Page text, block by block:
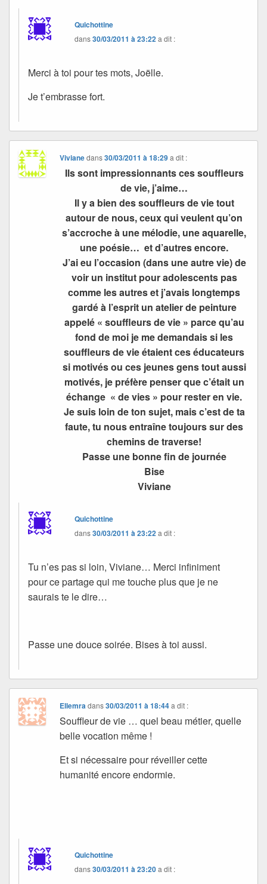
Quichottine
dans30/03/2011 à 23:22a dit :
Merci à toi pour tes mots, Joëlle.
Je t’embrasse fort.
Vivianedans30/03/2011 à 18:29 a dit :
Ils sont impressionnants ces souffleurs
de vie, j’aime…
Il y a bien des souffleurs de vie tout
autour de nous, ceux qui veulent qu’on
s’accroche à une mélodie, une aquarelle,
une poésie… et d’autres encore.
J’ai eu l’occasion (dans une autre vie) de
voir un institut pour adolescents pas
comme les autres et j’avais longtemps
gardé à l’esprit un atelier de peinture
appelé « souffleurs de vie » parce qu’au
fond de moi je me demandais si les
souffleurs de vie étaient ces éducateurs
si motivés ou ces jeunes gens tout aussi
motivés, je préfère penser que c’était un
échange « de vies » pour rester en vie.
Je suis loin de ton sujet, mais c’est de ta
faute, tu nous entraîne toujours sur des
chemins de traverse!
Passe une bonne fin de journée
Bise
Viviane
Quichottine
dans30/03/2011 à 23:22a dit :
Tu n’es pas si loin, Viviane… Merci infiniment
pour ce partage qui me touche plus que je ne
saurais te le dire…
Passe une douce soirée. Bises à toi aussi.
Ellemradans30/03/2011 à 18:44 a dit :
Souffleur de vie … quel beau métier, quelle
belle vocation même !
Et si nécessaire pour réveiller cette
humanité encore endormie.
Quichottine
dans30/03/2011 à 23:20a dit :